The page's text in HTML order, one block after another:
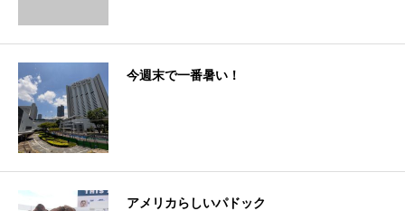
今週末で一番暑い！
アメリカらしいパドック